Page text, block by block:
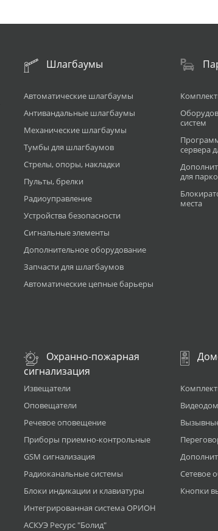
Шлагбаумы
Автоматические шлагбаумы
Антивандальные шлагбаумы
Механические шлагбаумы
Тумбы для шлагбаумов
Стрелы, опоры, накладки
Пульты, брелки
Радиоуправление
Устройства безопасности
Сигнальные элементы
Дополнительное оборудование
Запчасти для шлагбаумов
Автоматические цепные барьеры
систем
сервера
для
места
Охранно-пожарная
сигнализация
Извещатели
Оповещатели
Речевое оповещение
Приборы приемно-контрольные
GSM сигнализация
Радиоканальные системы
Блоки индикации и клавиатуры
Интегрированная система ОРИОН
АСКУЭ Ресурс "Болид"
Сетевое
Кнопки